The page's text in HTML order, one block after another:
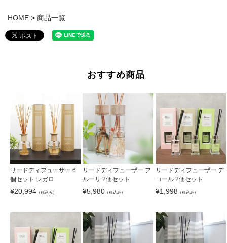
HOME 商品一覧
おすすめ商品
リードディフューザー 6
個セット レガロ
¥20,994 （税込み）
リードディフューザー フ
ルーリ 2個セット
¥5,980 （税込み）
リードディフューザー デ
コール 2個セット
¥1,998 （税込み）